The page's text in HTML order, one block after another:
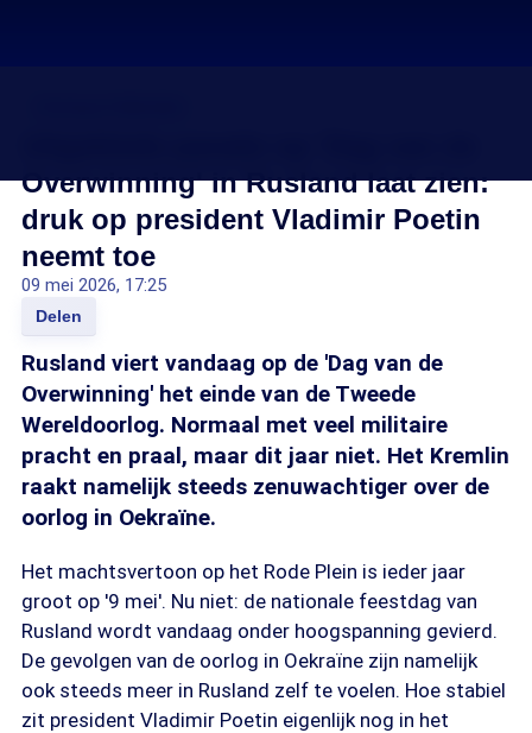
Overwinning' in Rusland laat zien:
druk op president Vladimir Poetin
neemt toe
09 mei 2026, 17:25
Delen
Rusland viert vandaag op de 'Dag van de
Overwinning' het einde van de Tweede
Wereldoorlog. Normaal met veel militaire
pracht en praal, maar dit jaar niet. Het Kremlin
raakt namelijk steeds zenuwachtiger over de
oorlog in Oekraïne.
Het machtsvertoon op het Rode Plein is ieder jaar
groot op '9 mei'. Nu niet: de nationale feestdag van
Rusland wordt vandaag onder hoogspanning gevierd.
De gevolgen van de oorlog in Oekraïne zijn namelijk
ook steeds meer in Rusland zelf te voelen. Hoe stabiel
zit president Vladimir Poetin eigenlijk nog in het